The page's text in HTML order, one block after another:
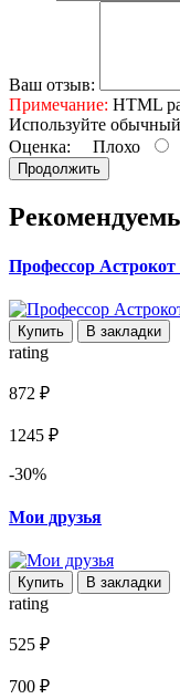
Ваш отзыв:
Примечание: HTML
Используйте обычный
Оценка: Плохо
Продолжить
Профессор
Купить В закладки
rating
872 ₽
1245 ₽
-30%
Мои друзья
Купить В закладки
rating
525 ₽
700 ₽